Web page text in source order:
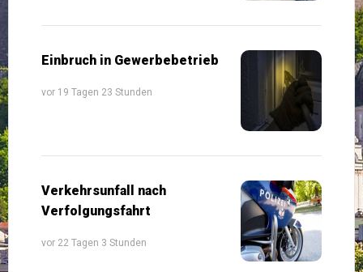
Einbruch in Gewerbebetrieb
vor 19 Tagen 23 Stunden
Verkehrsunfall nach
Verfolgungsfahrt
vor 22 Tagen 3 Stunden